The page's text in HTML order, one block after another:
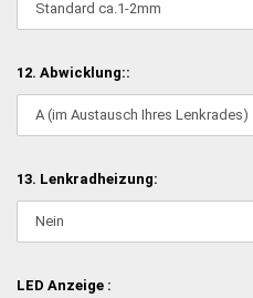
12. Abwicklung::
13. Lenkradheizung:
LED Anzeige :